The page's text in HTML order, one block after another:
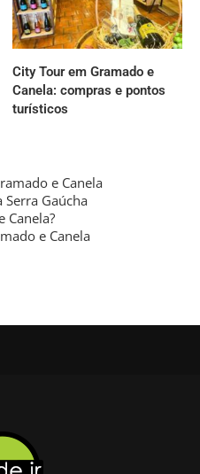
City Tour em Gramado e
Canela: compras e pontos
turísticos
e Canela
Gaúcha
Canela?
e Canela